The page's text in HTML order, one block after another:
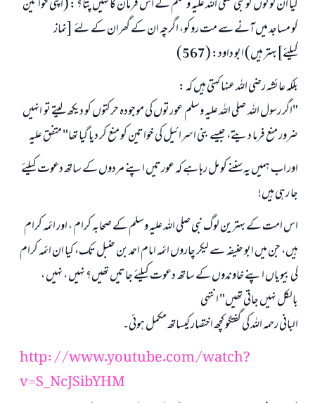
کیا ان لوگوں کو نبی صلی اللہ علیہ وسلم کے اس فرمان کا نہیں پتا؟ : (اپنی خواتین
کو مساجد میں آنے سے مت روکو، اگرچہ ان کے گھران کے لئے [نماز
کیلئے]بہتر ہیں) ابو داود: (567)
بلکہ عائشہ رضی اللہ عنہا کہتی ہیں کہ :
"اگر رسول اللہ صلی اللہ علیہ وسلم عورتوں کی موجودہ حرکتوں کو دیکھ لیتے تو انہیں
ضرور منع فرما دیتے، جیسے بنی اسرائیل کی خواتین کو منع کر دیا گیا تھا" متفق علیہ
اور اب ہمیں یہ سننے کو مل رہا ہے کہ عورتیں اپنے مردوں کے ساتھ دعوت کیلئے
جا رہی ہیں!
اس امت کے بہترین لوگ نبی صلی اللہ علیہ وسلم کے صحابہ کرام ، اور ائمہ کرام
ہیں، جن میں ابو حنیفہ سے لیکر چاروں ائمہ امام احمد بن حنبل تک، کیا ان ائمہ کرام
کی بیویاں اپنے خاوندوں کے ساتھ دعوت کیلئے جاتیں تھیں؟ نہیں ، نہیں ،
بالکل نہیں جاتی تھیں" انتہی
البانی رحمہ اللہ کی گفتگو کچھ اختصار کیساتھ مکمل ہوئی۔
http://www.youtube.com/watch?
v=S_NcJSibYHM